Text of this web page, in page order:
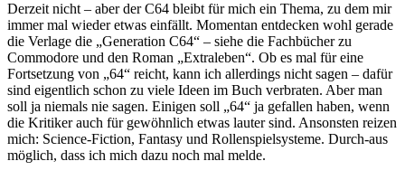
Derzeit nicht – aber der C64 bleibt für mich ein Thema, zu dem mir
immer mal wieder etwas einfällt. Momentan entdecken wohl gerade
die Verlage die „Generation C64“ – siehe die Fachbücher zu
Commodore und den Roman „Extraleben“. Ob es mal für eine
Fortsetzung von „64“ reicht, kann ich allerdings nicht sagen – dafür
sind eigentlich schon zu viele Ideen im Buch verbraten. Aber man
soll ja niemals nie sagen. Einigen soll „64“ ja gefallen haben, wenn
die Kritiker auch für gewöhnlich etwas lauter sind. Ansonsten reizen
mich: Science-Fiction, Fantasy und Rollenspielsysteme. Durch-aus
möglich, dass ich mich dazu noch mal melde.